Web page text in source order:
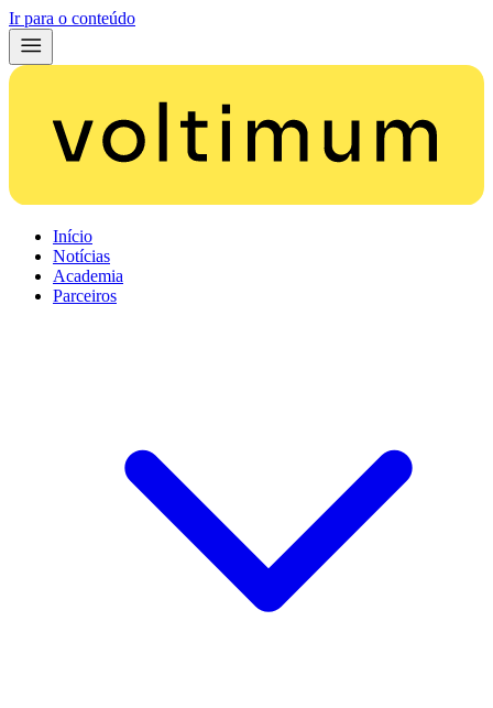
Ir para o conteúdo
Início
Notícias
Academia
Parceiros